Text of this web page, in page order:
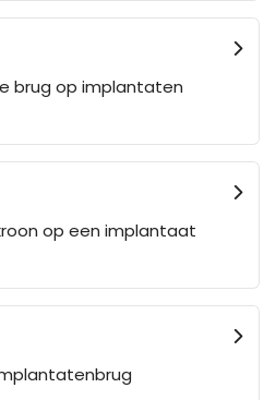
brug op implantaten
op een implantaat